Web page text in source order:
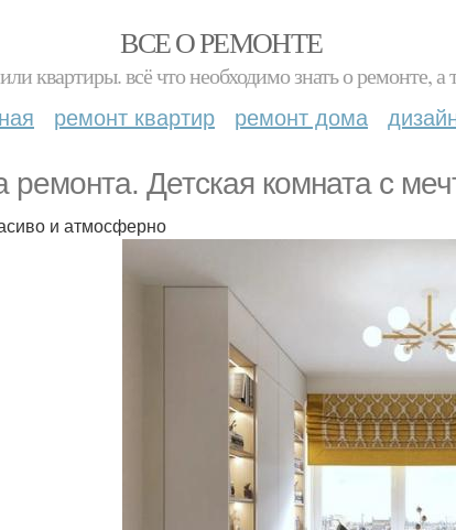
ВСЕ О РЕМОНТЕ
квартиры. всё что необходимо знать о ремонте,
ремонт квартир ремонт дома
ремонта. Детская комната с
и атмосферно